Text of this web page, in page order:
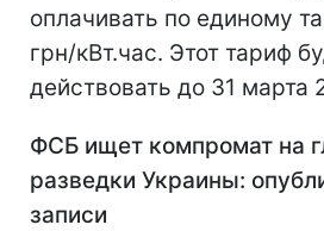
оплачивать по единому
грн/кВт.час. Этот тариф
действовать до 31 марта
ФСБ ищет компромат на
разведки Украины:
записи